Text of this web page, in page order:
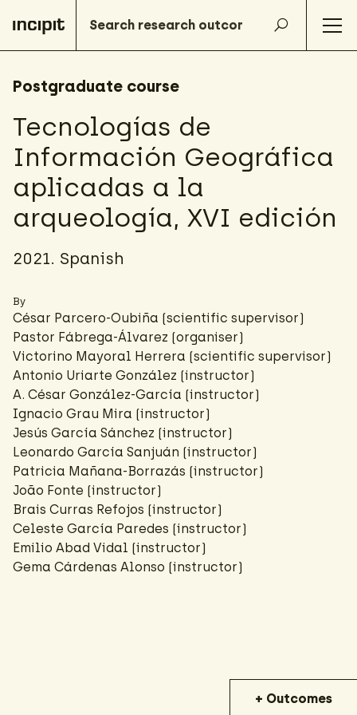
Postgraduate course
Tecnologías de
Información Geográfica
aplicadas a la
arqueología, XVI edición
2021. Spanish
By
César Parcero-Oubiña (scientific supervisor)
Pastor Fábrega-Álvarez (organiser)
Victorino Mayoral Herrera (scientific supervisor)
Antonio Uriarte González (instructor)
A. César González-García (instructor)
Ignacio Grau Mira (instructor)
Jesús García Sánchez (instructor)
Leonardo García Sanjuán (instructor)
Patricia Mañana-Borrazás (instructor)
João Fonte (instructor)
Brais Curras Refojos (instructor)
Celeste García Paredes (instructor)
Emilio Abad Vidal (instructor)
Gema Cárdenas Alonso (instructor)
+ Outcomes